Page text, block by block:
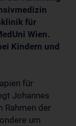
für
Wien.
Kindern und
für
Johannes
Rahmen der
um